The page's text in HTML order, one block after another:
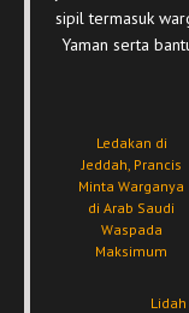
sipil termasuk
Yaman serta
Ledakan di
Jeddah, Prancis
Minta Warganya
di Arab Saudi
Waspada
Maksimum